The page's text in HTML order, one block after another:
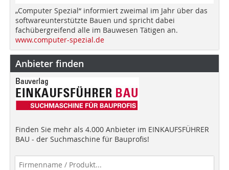
„Computer Spezial“ informiert zweimal im Jahr über das
softwareunterstützte Bauen und spricht dabei
fachübergreifend alle im Bauwesen Tätigen an.
www.computer-spezial.de
Anbieter finden
Finden Sie mehr als 4.000 Anbieter im EINKAUFSFÜHRER
BAU - der Suchmaschine für Bauprofis!